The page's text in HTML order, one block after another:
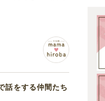
話をする仲間たち